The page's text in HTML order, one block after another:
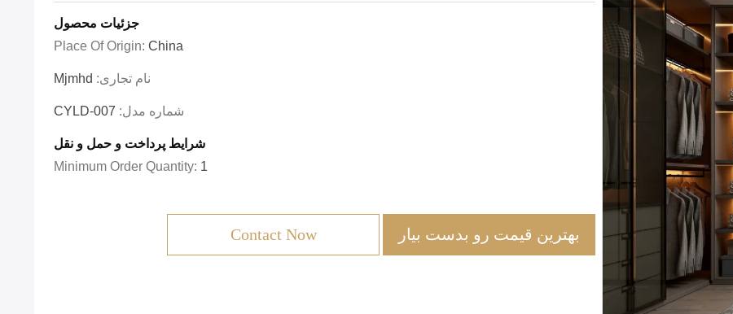
جزئیات محصول
Place Of Origin: China
نام تجاری: Mjmhd
شماره مدل: CYLD-007
شرایط پرداخت و حمل و نقل
Minimum Order Quantity: 1
بهترین قیمت رو بدست بیار Contact Now